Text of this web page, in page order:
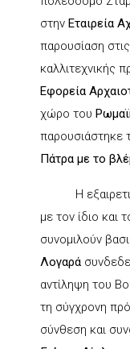
στην Εταιρεία
παρουσίαση
καλλιτεχνικής
Εφορεία
χώρο του
παρουσιάστηκε
Πάτρα με το
H
με τον ίδιο και
συνομιλούν
Λογαρά
αντίληψη του
τη σύγχρονη
σύνθεση και